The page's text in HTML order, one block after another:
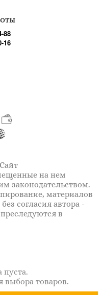
88
16
на нем
законодательством.
материалов
согласия автора -
в
пуста.
выбора товаров.